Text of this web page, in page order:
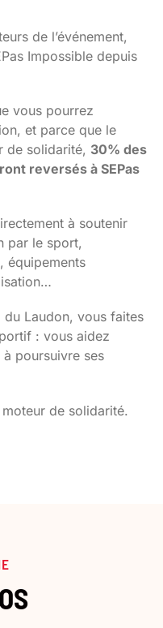
de l’événement,
Impossible depuis
vous pourrez
et parce que le
de solidarité, 30% des
reversés à SEPas
à soutenir
par le sport,
équipements
Laudon, vous faites
: vous aidez
à poursuivre ses
de solidarité.